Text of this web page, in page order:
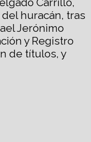
huracán, tras
Jerónimo
y Registro
de títulos, y